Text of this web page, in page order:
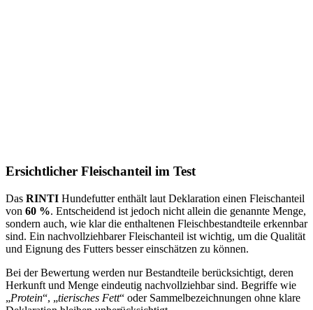
Ersichtlicher Fleischanteil im Test
Das RINTI Hundefutter enthält laut Deklaration einen Fleischanteil
von 60 %. Entscheidend ist jedoch nicht allein die genannte Menge,
sondern auch, wie klar die enthaltenen Fleischbestandteile erkennbar
sind. Ein nachvollziehbarer Fleischanteil ist wichtig, um die Qualität
und Eignung des Futters besser einschätzen zu können.
Bei der Bewertung werden nur Bestandteile berücksichtigt, deren
Herkunft und Menge eindeutig nachvollziehbar sind. Begriffe wie
„Protein“, „tierisches Fett“ oder Sammelbezeichnungen ohne klare